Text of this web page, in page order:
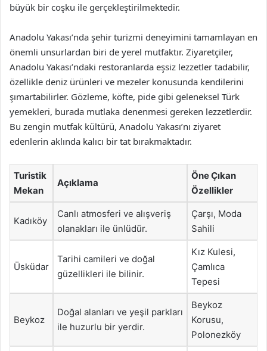
büyük bir coşku ile gerçekleştirilmektedir.
Anadolu Yakası’nda şehir turizmi deneyimini tamamlayan en
önemli unsurlardan biri de yerel mutfaktır. Ziyaretçiler,
Anadolu Yakası’ndaki restoranlarda eşsiz lezzetler tadabilir,
özellikle deniz ürünleri ve mezeler konusunda kendilerini
şımartabilirler. Gözleme, köfte, pide gibi geleneksel Türk
yemekleri, burada mutlaka denenmesi gereken lezzetlerdir.
Bu zengin mutfak kültürü, Anadolu Yakası’nı ziyaret
edenlerin aklında kalıcı bir tat bırakmaktadır.
Turistik
Mekan
Açıklama
Öne Çıkan
Özellikler
Kadıköy
Canlı atmosferi ve alışveriş
olanakları ile ünlüdür.
Çarşı, Moda
Sahili
Üsküdar
Tarihi camileri ve doğal
güzellikleri ile bilinir.
Kız Kulesi,
Çamlıca
Tepesi
Beykoz
Doğal alanları ve yeşil parkları
ile huzurlu bir yerdir.
Beykoz
Korusu,
Polonezköy